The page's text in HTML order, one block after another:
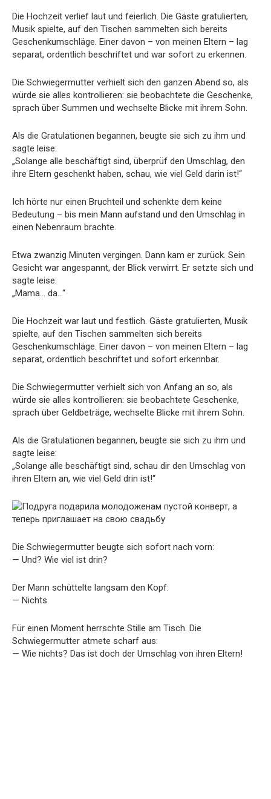
Die Hochzeit verlief laut und feierlich. Die Gäste gratulierten,
Musik spielte, auf den Tischen sammelten sich bereits
Geschenkumschläge. Einer davon – von meinen Eltern – lag
separat, ordentlich beschriftet und war sofort zu erkennen.
Die Schwiegermutter verhielt sich den ganzen Abend so, als
würde sie alles kontrollieren: sie beobachtete die Geschenke,
sprach über Summen und wechselte Blicke mit ihrem Sohn.
Als die Gratulationen begannen, beugte sie sich zu ihm und
sagte leise:
„Solange alle beschäftigt sind, überprüf den Umschlag, den
ihre Eltern geschenkt haben, schau, wie viel Geld darin ist!“
Ich hörte nur einen Bruchteil und schenkte dem keine
Bedeutung – bis mein Mann aufstand und den Umschlag in
einen Nebenraum brachte.
Etwa zwanzig Minuten vergingen. Dann kam er zurück. Sein
Gesicht war angespannt, der Blick verwirrt. Er setzte sich und
sagte leise:
„Mama… da…“
Die Hochzeit war laut und festlich. Gäste gratulierten, Musik
spielte, auf den Tischen sammelten sich bereits
Geschenkumschläge. Einer davon – von meinen Eltern – lag
separat, ordentlich beschriftet und sofort erkennbar.
Die Schwiegermutter verhielt sich von Anfang an so, als
würde sie alles kontrollieren: sie beobachtete Geschenke,
sprach über Geldbeträge, wechselte Blicke mit ihrem Sohn.
Als die Gratulationen begannen, beugte sie sich zu ihm und
sagte leise:
„Solange alle beschäftigt sind, schau dir den Umschlag von
ihren Eltern an, wie viel Geld drin ist!“
Die Schwiegermutter beugte sich sofort nach vorn:
— Und? Wie viel ist drin?
Der Mann schüttelte langsam den Kopf:
— Nichts.
Für einen Moment herrschte Stille am Tisch. Die
Schwiegermutter atmete scharf aus:
— Wie nichts? Das ist doch der Umschlag von ihren Eltern!